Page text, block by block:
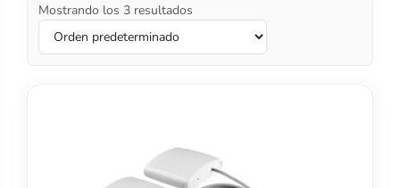
Mostrando los 3 resultados